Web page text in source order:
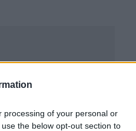
processing of your personal or
the below opt-out section to